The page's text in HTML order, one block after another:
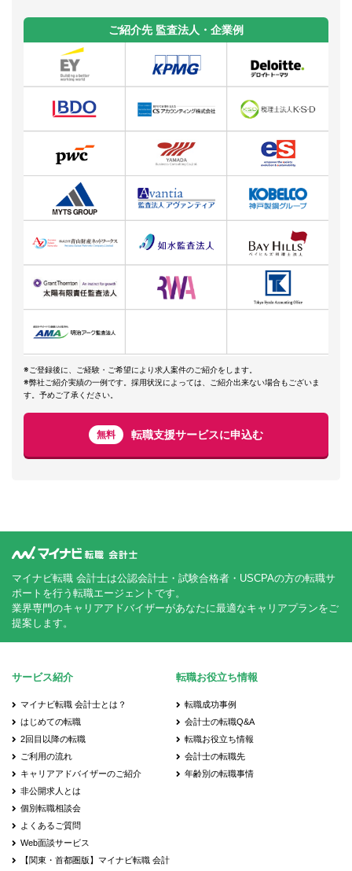
ご紹介先 監査法人・企業例
※ご登録後に、ご経験・ご希望により求人案件のご紹介をします。
※弊社ご紹介実績の一例です。採用状況によっては、ご紹介出来ない場合もございま
す。予めご了承ください。
無料 転職支援サービスに申込む
マイナビ転職 会計士は公認会計士・試験合格者・USCPAの方の転職サ
ポートを行う転職エージェントです。
業界専門のキャリアアドバイザーがあなたに最適なキャリアプランをご
提案します。
サービス紹介
マイナビ転職 会計士とは？
はじめての転職
2回目以降の転職
ご利用の流れ
キャリアアドバイザーのご紹介
非公開求人とは
個別転職相談会
よくあるご質問
Web面談サービス
【関東・首都圏版】マイナビ転職 会計
転職お役立ち情報
転職成功事例
会計士の転職Q&A
転職お役立ち情報
会計士の転職先
年齢別の転職事情